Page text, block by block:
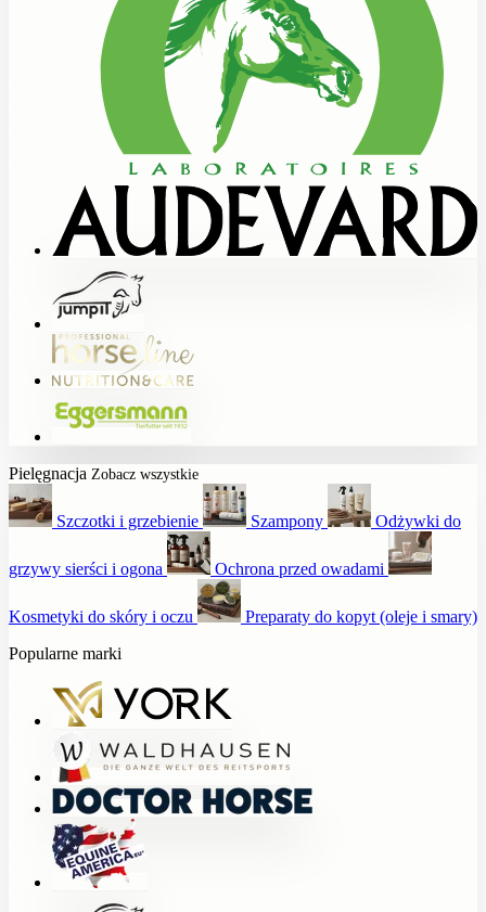
Pielęgnacja Zobacz wszystkie
Szczotki i grzebienie Szampony Odżywki do
grzywy sierści i ogona Ochrona przed owadami
Kosmetyki do skóry i oczu
Preparaty do kopyt (oleje i smary)
Popularne marki